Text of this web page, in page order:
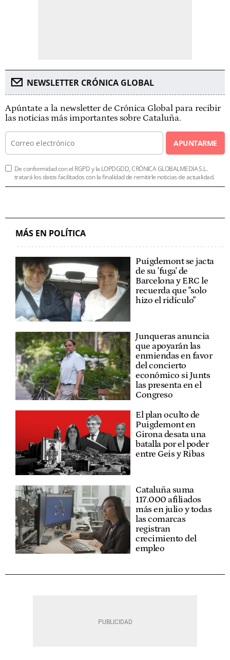
NEWSLETTER CRÓNICA GLOBAL
Apúntate a la newsletter de Crónica Global para recibir
las noticias más importantes sobre Cataluña.
APUNTARME
De conformidad con el RGPD y la LOPDGDD, CRÓNICA GLOBALMEDIA S.L.
tratará los datos facilitados con la finalidad de remitirle noticias de actualidad.
MÁS EN POLÍTICA
Puigdemont se jacta
de su 'fuga' de
Barcelona y ERC le
recuerda que "solo
hizo el ridículo"
Junqueras anuncia
que apoyarán las
enmiendas en favor
del concierto
económico si Junts
las presenta en el
Congreso
El plan oculto de
Puigdemont en
Girona desata una
batalla por el poder
entre Geis y Ribas
Cataluña suma
117.000 afiliados
más en julio y todas
las comarcas
registran
crecimiento del
empleo